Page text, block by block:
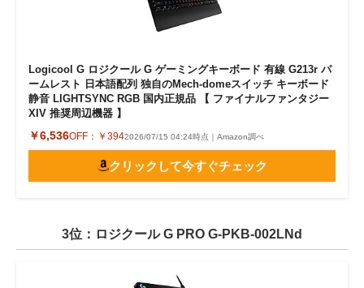
Logicool G ロジクール G ゲーミングキーボード 有線 G213r パ
ームレスト 日本語配列 独自のMech-domeスイッチ キーボード
静音 LIGHTSYNC RGB 国内正規品 【 ファイナルファンタジー
XIV 推奨周辺機器 】
￥6,536OFF： ￥3942026/07/15 04:24時点｜Amazon調べ
クリックして今すぐチェック
3位：ロジクール G PRO G-PKB-002LNd